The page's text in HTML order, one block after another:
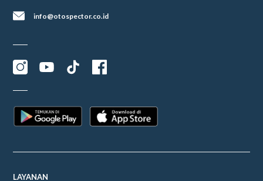
info@otospector.co.id
LAYANAN